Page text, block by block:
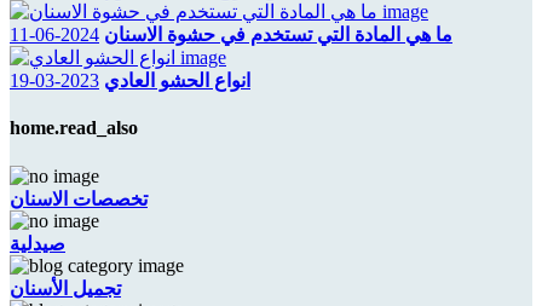
ما هي المادة التي تستخدم في حشوة الاسنان 2024-06-11
انواع الحشو العادي 2023-03-19
home.read_also
تخصصات الاسنان
صيدلية
تجميل الأسنان